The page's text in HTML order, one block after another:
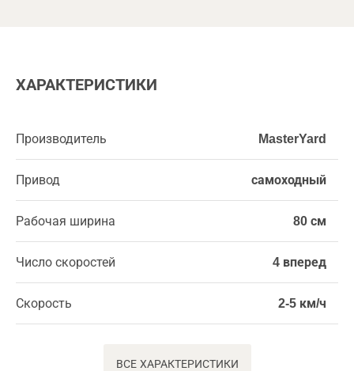
ХАРАКТЕРИСТИКИ
Производитель MasterYard
Привод самоходный
Рабочая ширина 80 см
Число скоростей 4 вперед
Скорость 2-5 км/ч
ВСЕ ХАРАКТЕРИСТИКИ